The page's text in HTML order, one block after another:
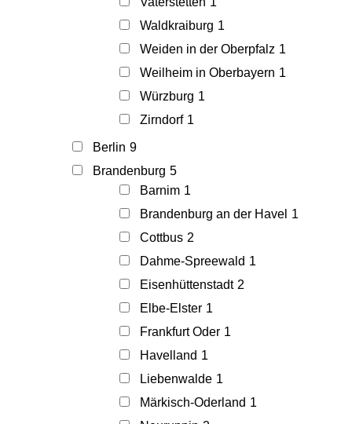
Waldkraiburg 1
Weiden in der Oberpfalz 1
Weilheim in Oberbayern 1
Würzburg 1
Zirndorf 1
Berlin 9
Brandenburg 5
Barnim 1
Brandenburg an der Havel 1
Cottbus 2
Dahme-Spreewald 1
Eisenhüttenstadt 2
Elbe-Elster 1
Frankfurt Oder 1
Havelland 1
Liebenwalde 1
Märkisch-Oderland 1